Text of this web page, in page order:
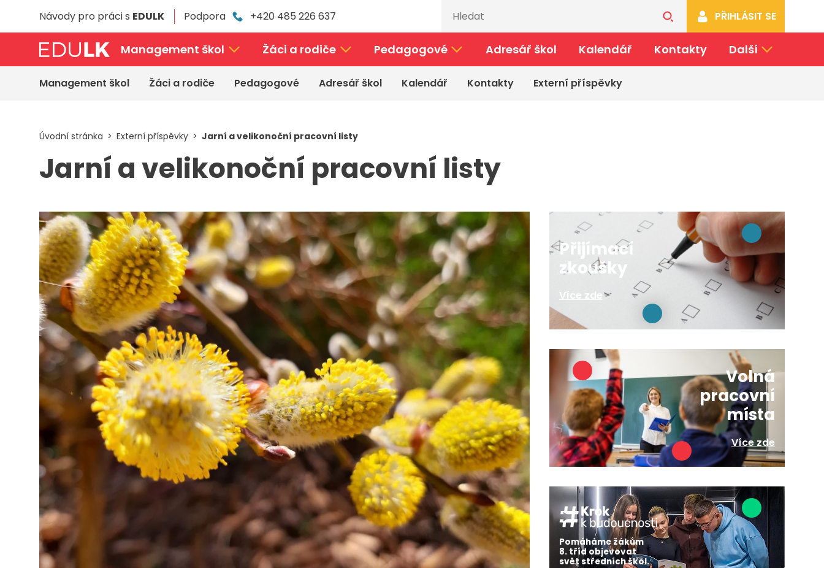
Návody pro práci s EDULK Podpora +420 485 226 637 PŘIHLÁSIT SE
Management škol Žáci a rodiče Pedagogové Adresář škol Kalendář Kontakty Další
Management škol Žáci a rodiče Pedagogové Adresář škol Kalendář Kontakty Externí příspěvky
Úvodní stránka Externí příspěvky Jarní a velikonoční pracovní listy
Jarní a velikonoční pracovní listy
Přijímací
zkoušky
Více zde
Volná
pracovní
místa
Více zde
Pomáháme žákům
8. tříd objevovat
svět středních škol.